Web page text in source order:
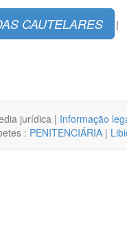
CAUTELARES |
jurídica | Informação
: PENITENCIÁRIA |